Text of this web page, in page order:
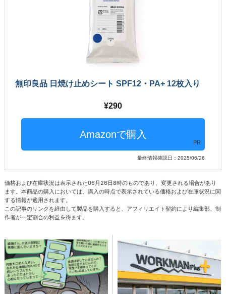
無印良品 日焼け止めシート SPF12・PA+ 12枚入り
290
PR
最終情報確認日：2025/06/26
価格および在庫状況は表示された06月26日8時のものであり、変更される場合があり
ます。本商品の購入においては、購入の時点で表示されている価格および在庫状況に関
する情報が適用されます。
この記事のリンクを経由して製品を購入すると、アフィリエイト契約により編集部、制
作者が一定割合の利益を得ます。